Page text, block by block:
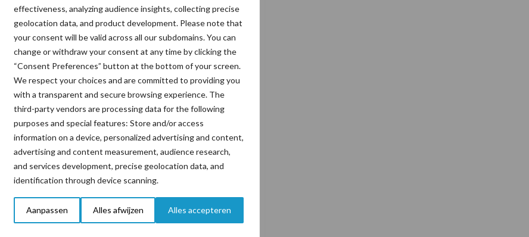
effectiveness, analyzing audience insights, collecting precise
geolocation data, and product development. Please note that
your consent will be valid across all our subdomains. You can
change or withdraw your consent at any time by clicking the
“Consent Preferences” button at the bottom of your screen.
We respect your choices and are committed to providing you
with a transparent and secure browsing experience. The
third-party vendors are processing data for the following
purposes and special features: Store and/or access
information on a device, personalized advertising and content,
advertising and content measurement, audience research,
and services development, precise geolocation data, and
identification through device scanning.
Aanpassen Alles afwijzen Alles accepteren
rijen
de Väderstad Tempo. De elektronische
bij de teelt in stroken. “We begonnen met
De wielen van de 210 pk Steyr CVT 6185
combinatie maakte. Het lassen van een frame
bleek de oplossing. “Door de frees en de
dat de combinatie met een oneffenheid of bocht